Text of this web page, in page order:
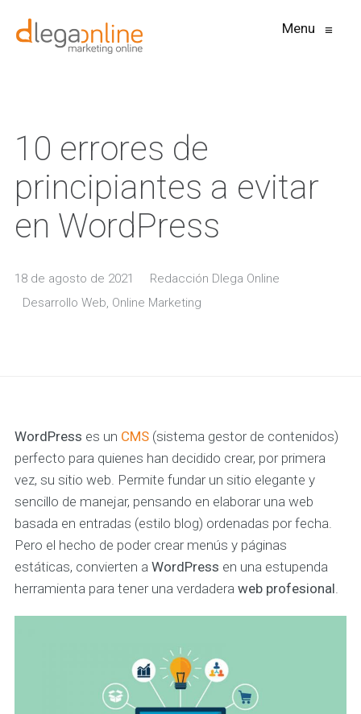
Menu ≡
10 errores de
principiantes a evitar
en WordPress
18 de agosto de 2021
Redacción Dlega Online
Desarrollo Web, Online Marketing
WordPress es un CMS(sistema gestor de contenidos)
perfecto para quienes han decidido crear, por primera
vez, su sitio web. Permite fundar un sitio elegante y
sencillo de manejar, pensando en elaborar una web
basada en entradas (estilo blog) ordenadas por fecha.
Pero el hecho de poder crear menús y páginas
estáticas, convierten a WordPress en una estupenda
herramienta para tener una verdadera web profesional.